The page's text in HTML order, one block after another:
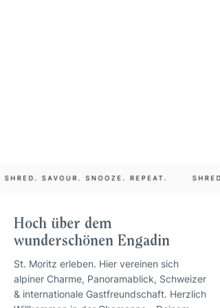
Hoch über dem
wunderschönen Engadin
St. Moritz erleben. Hier vereinen sich
alpiner Charme, Panoramablick, Schweizer
& internationale Gastfreundschaft. Herzlich